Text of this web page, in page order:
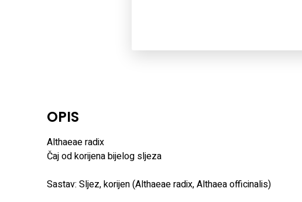
OPIS
Althaeae radix
Čaj od korijena bijelog sljeza
Sastav: Sljez, korijen (Althaeae radix, Althaea officinalis)